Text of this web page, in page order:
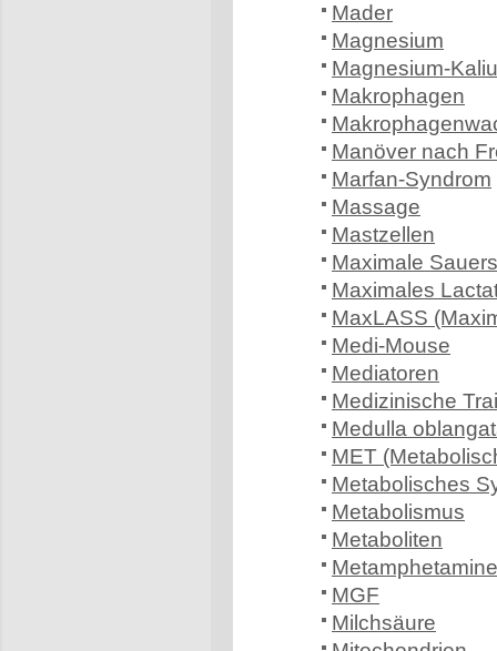
Mader
Magnesium
Magnesium-
Makrophagen
Manöver nach
Marfan-Syndrom
Massage
Mastzellen
Maximale
Maximales
MaxLASS
Medi-Mouse
Mediatoren
Medizinische
Medulla
MET
Metabolisches
Metabolismus
Metaboliten
Metamphetamine
MGF
Milchsäure